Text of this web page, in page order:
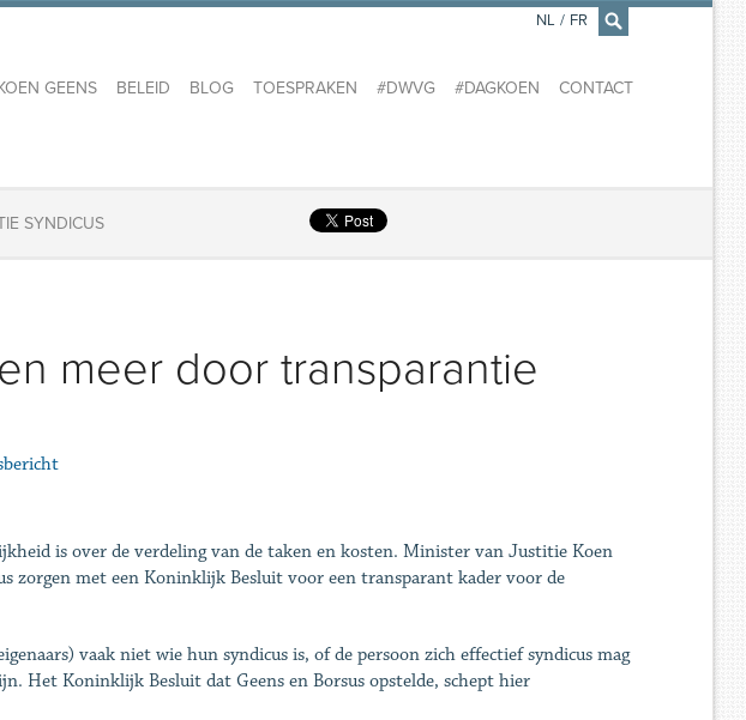
×
GEENS BELEID BLOG TOESPRAKEN #DWVG #DAGKOEN CONTACT
NL / FR
SYNDICUS
meer door transparantie
is over de verdeling van de taken en kosten. Minister van Justitie Koen
zorgen met een Koninklijk Besluit voor een transparant kader voor de
vaak niet wie hun syndicus is, of de persoon zich effectief syndicus mag
Het Koninklijk Besluit dat Geens en Borsus opstelde, schept hier